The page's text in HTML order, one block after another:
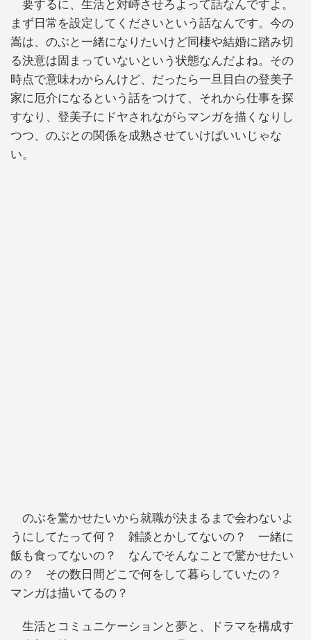
要するに、生活と対峙させろよって話なんですよ。
まず日常を設定してくださいという話なんです。今の
嵩は、のぶと一緒になりたいけど同棲や結婚に踏み切
る決意は固まっていないという状態なんだよね。その
時点で意味わからんけど、だったら一旦目白の登美子
家に厄介になるという話をつけて、それから仕事を探
すなり、登美子にドヤされながらマンガを描くなりし
つつ、のぶとの関係を成熟させていけばいいじゃな
い。
のぶを驚かせたいから就職が決まるまで会わないよ
うにしてたって何？ 雑談とかしてないの？ 一緒に
飯も食ってないの？ なんでそんなことで驚かせたい
の？ その数日間どこで何をして暮らしていたの？
マンガは描いてるの？
生活とコミュニケーションと夢と、ドラマを構成す